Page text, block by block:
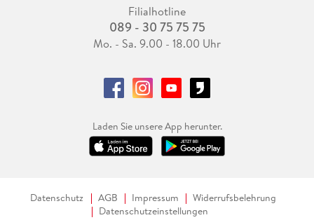
Filialhotline
089 - 30 75 75 75
Mo. - Sa. 9.00 - 18.00 Uhr
Laden Sie unsere App herunter.
Datenschutz AGB Impressum
Widerrufsbelehrung
Datenschutzeinstellungen